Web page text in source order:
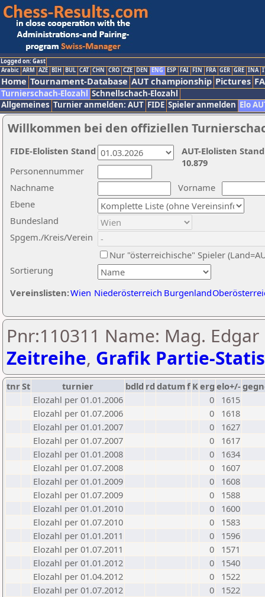
Logged on: Gast
Arabic ARM AZE BIH BUL CAT CHN CRO CZE DEN ENG ESP FAI FIN FRA GER GRE INA
Home Tournament-Database AUT championship Pictures
Turnierschach-Elozahl Schnellschach-Elozahl
Allgemeines Turnier anmelden: AUT FIDE Spieler anmelden Elo
Willkommen bei den offiziellen
Nachname
Vorname
Ebene
Sortierung
Personennummer
Bundesland
Spgem./Kreis/Verein
Nur "österreichische" Spieler
Vereinslisten:Wien Niederösterreich Burgenland
AUT-Elolisten
10.879
FIDE-Elolisten Stand
Pnr:110311 Name: Mag. Edgar
Zeitreihe, Grafik Partie-
tnrSt turnier bdld rd datumf Kerg elo+/-
Elozahl per 01.01.2006
0
1615
Elozahl per 01.07.2006
0
1618
Elozahl per 01.01.2007
0
1627
Elozahl per 01.07.2007
0
1617
Elozahl per 01.01.2008
0
1634
Elozahl per 01.07.2008
0
1607
Elozahl per 01.01.2009
0
1608
Elozahl per 01.07.2009
0
1588
Elozahl per 01.01.2010
0
1600
Elozahl per 01.07.2010
0
1583
Elozahl per 01.01.2011
0
1596
Elozahl per 01.07.2011
0
1571
Elozahl per 01.01.2012
0
1540
Elozahl per 01.04.2012
0
1522
Elozahl per 01.07.2012
0
1522